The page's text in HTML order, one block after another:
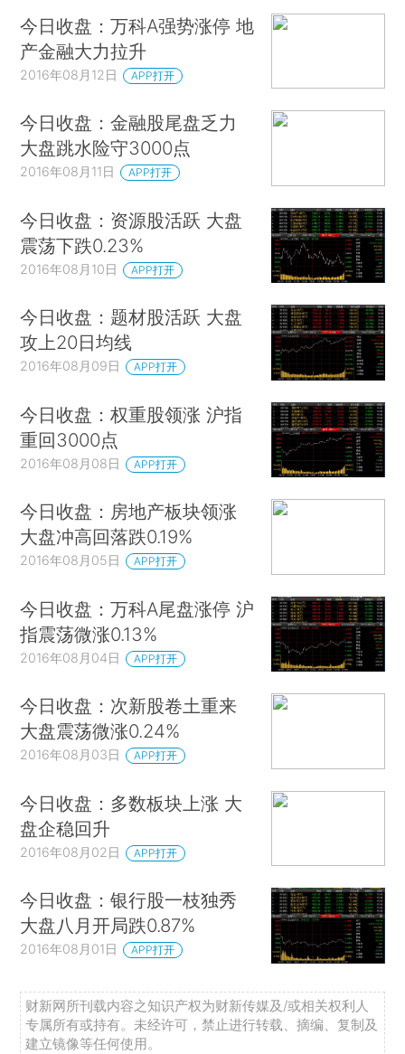
今日收盘：万科A强势涨停 地
产金融大力拉升
2016年08月12日 APP打开
今日收盘：金融股尾盘乏力
大盘跳水险守3000点
2016年08月11日 APP打开
今日收盘：资源股活跃 大盘
震荡下跌0.23%
2016年08月10日 APP打开
今日收盘：题材股活跃 大盘
攻上20日均线
2016年08月09日 APP打开
今日收盘：权重股领涨 沪指
重回3000点
2016年08月08日 APP打开
今日收盘：房地产板块领涨
大盘冲高回落跌0.19%
2016年08月05日 APP打开
今日收盘：万科A尾盘涨停 沪
指震荡微涨0.13%
2016年08月04日 APP打开
今日收盘：次新股卷土重来
大盘震荡微涨0.24%
2016年08月03日 APP打开
今日收盘：多数板块上涨 大
盘企稳回升
2016年08月02日 APP打开
今日收盘：银行股一枝独秀
大盘八月开局跌0.87%
2016年08月01日 APP打开
财新网所刊载内容之知识产权为财新传媒及/或相关权利人
专属所有或持有。未经许可，禁止进行转载、摘编、复制及
建立镜像等任何使用。